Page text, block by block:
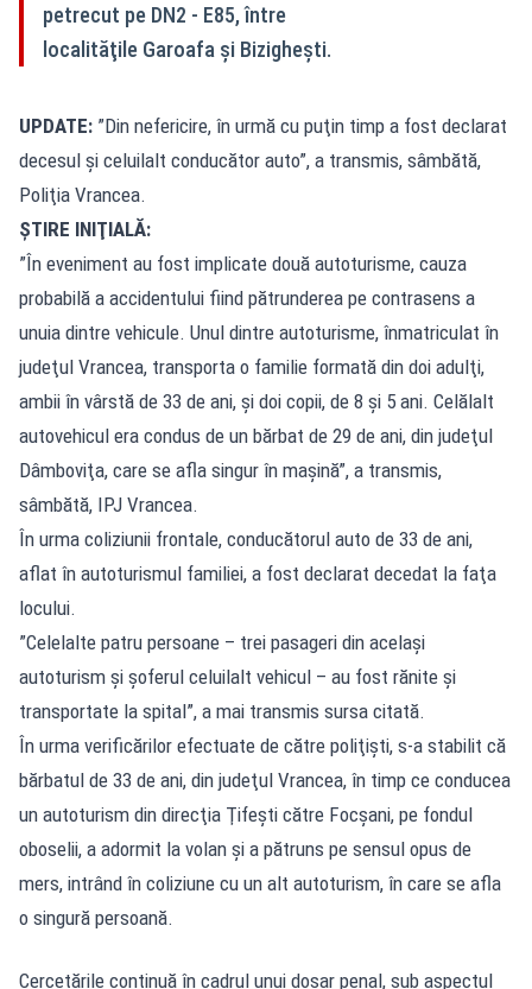
petrecut pe DN2 - E85, între
localităţile Garoafa şi Bizigheşti.
UPDATE: ”Din nefericire, în urmă cu puţin timp a fost declarat
decesul şi celuilalt conducător auto”, a transmis, sâmbătă,
Poliţia Vrancea.
ŞTIRE INIŢIALĂ:
”În eveniment au fost implicate două autoturisme, cauza
probabilă a accidentului fiind pătrunderea pe contrasens a
unuia dintre vehicule. Unul dintre autoturisme, înmatriculat în
judeţul Vrancea, transporta o familie formată din doi adulţi,
ambii în vârstă de 33 de ani, şi doi copii, de 8 şi 5 ani. Celălalt
autovehicul era condus de un bărbat de 29 de ani, din judeţul
Dâmboviţa, care se afla singur în maşină”, a transmis,
sâmbătă, IPJ Vrancea.
În urma coliziunii frontale, conducătorul auto de 33 de ani,
aflat în autoturismul familiei, a fost declarat decedat la faţa
locului.
”Celelalte patru persoane – trei pasageri din acelaşi
autoturism şi şoferul celuilalt vehicul – au fost rănite şi
transportate la spital”, a mai transmis sursa citată.
În urma verificărilor efectuate de către poliţişti, s-a stabilit că
bărbatul de 33 de ani, din judeţul Vrancea, în timp ce conducea
un autoturism din direcţia Ţifeşti către Focşani, pe fondul
oboselii, a adormit la volan şi a pătruns pe sensul opus de
mers, intrând în coliziune cu un alt autoturism, în care se afla
o singură persoană.
Cercetările continuă în cadrul unui dosar penal, sub aspectul